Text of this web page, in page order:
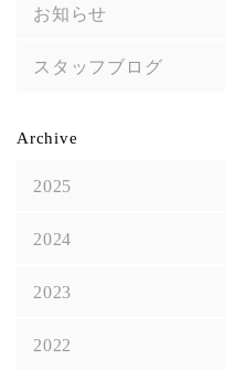
お知らせ
スタッフブログ
Archive
2025
2024
2023
2022